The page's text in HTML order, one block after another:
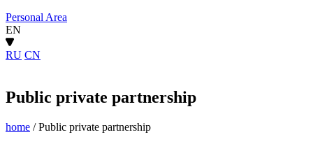
Personal Area
EN
RU CN
Public private partnership
home /Public private partnership